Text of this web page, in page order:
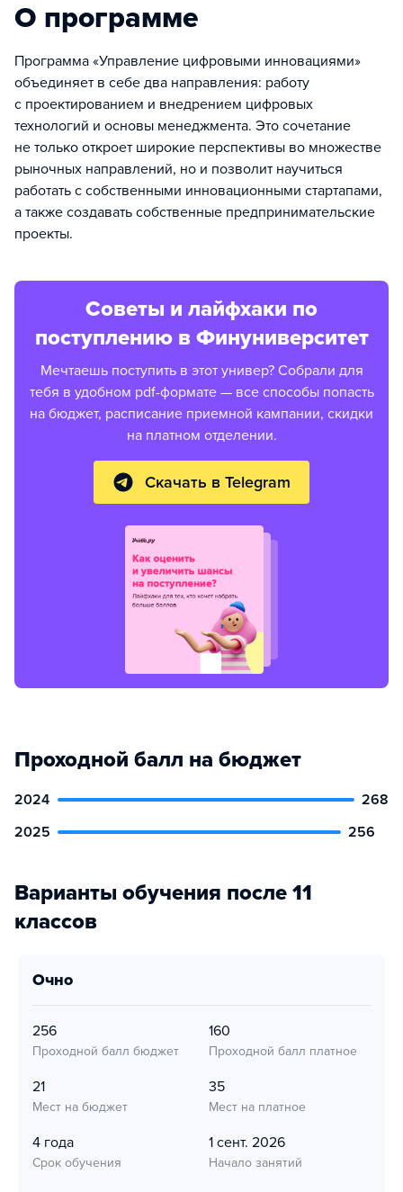
О программе
Программа «Управление цифровыми инновациями»
объединяет в себе два направления: работу
с проектированием и внедрением цифровых
технологий и основы менеджмента. Это сочетание
не только откроет широкие перспективы во множестве
рыночных направлений, но и позволит научиться
работать с собственными инновационными стартапами,
а также создавать собственные предпринимательские
проекты.
Советы и лайфхаки по
поступлению в Финуниверситет
Мечтаешь поступить в этот универ? Собрали для
тебя в удобном pdf-формате — все способы попасть
на бюджет, расписание приемной кампании, скидки
на платном отделении.
Скачать в Telegram
Проходной балл на бюджет
2024
268
2025
256
Варианты обучения после 11
классов
очно
256
Проходной балл бюджет
160
Проходной балл платное
21
Мест на бюджет
35
Мест на платное
4 года
Срок обучения
1 сент. 2026
Начало занятий